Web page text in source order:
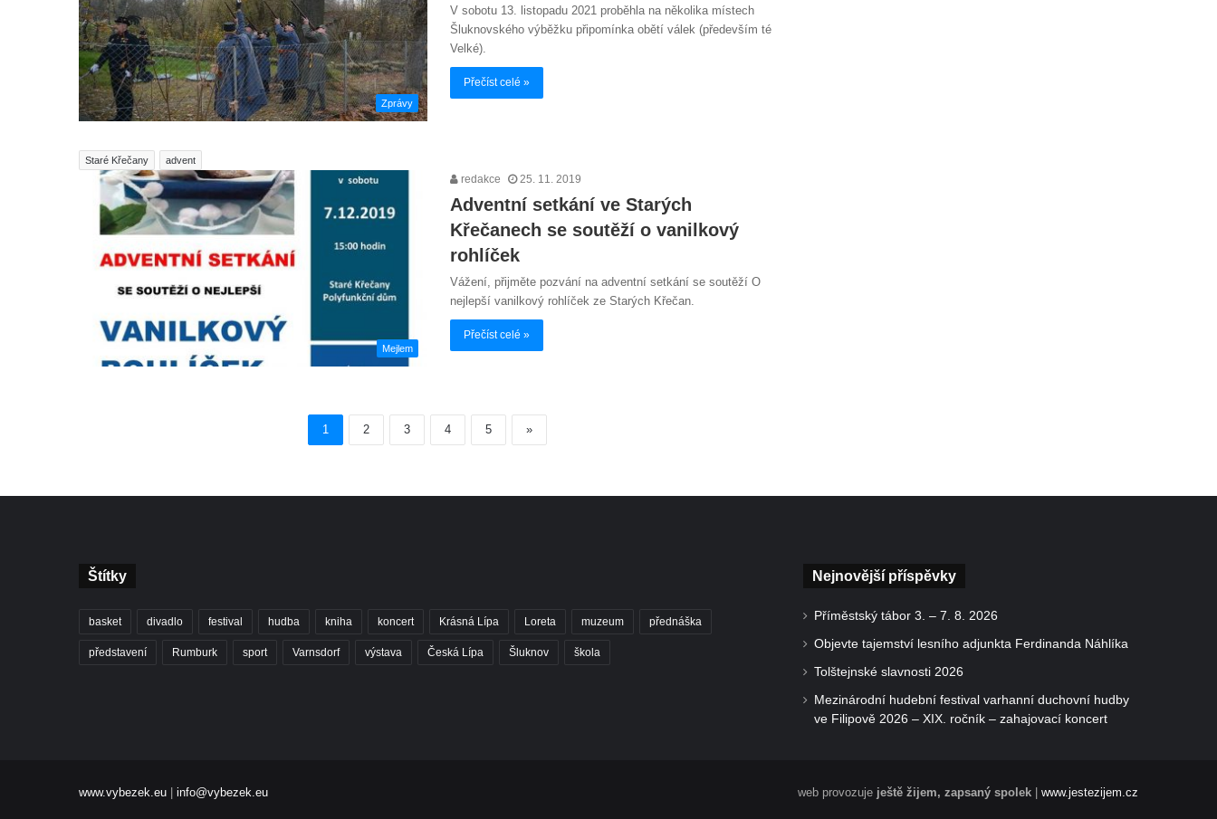
Zprávy
V sobotu 13. listopadu 2021 proběhla na několika místech
Šluknovského výběžku připomínka obětí válek (především té
Velké).
Přečíst celé »
Staré Křečany advent
Mejlem
redakce 25. 11. 2019
Adventní setkání ve Starých
Křečanech se soutěží o vanilkový
rohlíček
Vážení, přijměte pozvání na adventní setkání se soutěží O
nejlepší vanilkový rohlíček ze Starých Křečan.
Přečíst celé »
1 2 3 4 5 »
Štítky
basket divadlo festival hudba kniha koncert Krásná Lípa Loreta muzeum přednáška
představení Rumburk sport Varnsdorf výstava Česká Lípa Šluknov škola
Nejnovější příspěvky
Příměstský tábor 3. – 7. 8. 2026
Objevte tajemství lesního adjunkta Ferdinanda Náhlíka
Tolštejnské slavnosti 2026
Mezinárodní hudební festival varhanní duchovní hudby
ve Filipově 2026 – XIX. ročník – zahajovací koncert
www.vybezek.eu | info@vybezek.eu web provozuje ještě žijem, zapsaný spolek | www.jestezijem.cz